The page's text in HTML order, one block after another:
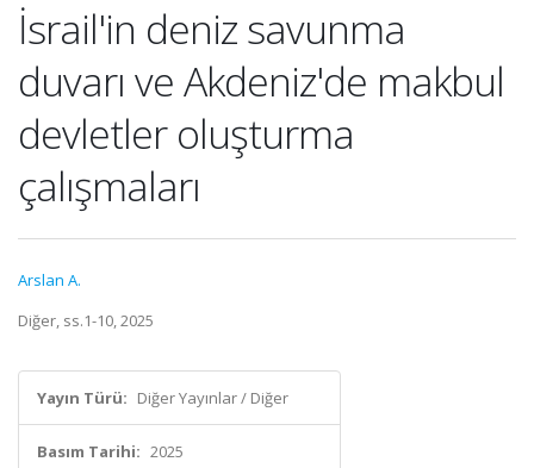
İsrail'in deniz savunma
duvarı ve Akdeniz'de makbul
devletler oluşturma
çalışmaları
Arslan A.
Diğer, ss.1-10, 2025
Yayın Türü: Diğer Yayınlar / Diğer
Basım Tarihi: 2025